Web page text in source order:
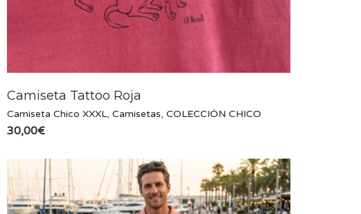
Camiseta Tattoo Roja
Camiseta Chico XXXL,Camisetas,COLECCIÓN CHICO
30,00€